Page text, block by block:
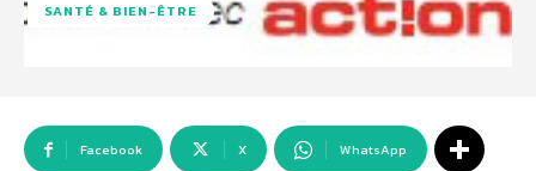
SANTÉ & BIEN-ÊTRE
Facebook X WhatsApp